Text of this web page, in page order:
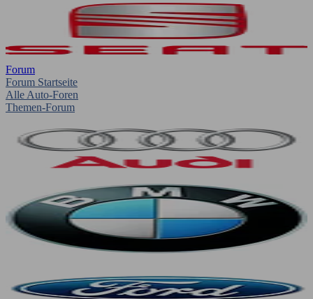
Forum
Forum Startseite
Alle Auto-Foren
Themen-Forum